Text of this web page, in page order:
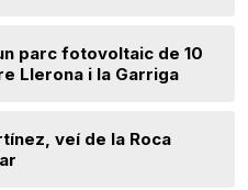
parc fotovoltaic de 10
Llerona i la Garriga
veí de la Roca